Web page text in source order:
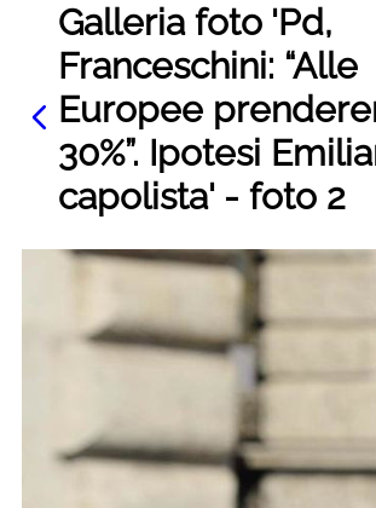
Galleria foto 'Pd,
Franceschini: “Alle
Europee
30%”. Ipotesi
capolista' - foto 2